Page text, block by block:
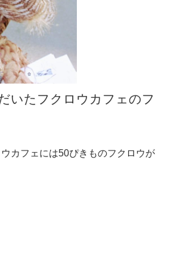
いたフクロウカフェのフ
カフェには50ぴきものフクロウが